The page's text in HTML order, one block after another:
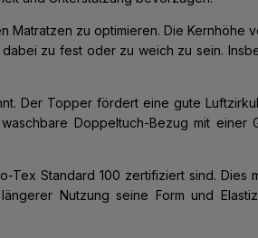
zu optimieren. Die Kernhöhe
zu fest oder zu weich zu sein.
Der Topper fördert eine gute
Doppeltuch-Bezug mit einer
Standard 100 zertifiziert sind. Dies
Nutzung seine Form und